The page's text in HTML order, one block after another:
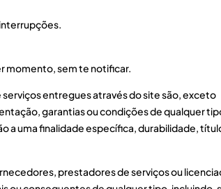
momento, sem te notificar.
serviços entregues através do site são, exceto
garantias ou condições de qualquer
a uma finalidade específica, durabilidade,
prestadores de serviços ou